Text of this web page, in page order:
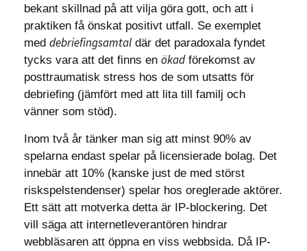
bekant skillnad på att vilja göra gott, och att i
praktiken få önskat positivt utfall. Se exemplet
med debriefingsamtaldär det paradoxala fyndet
tycks vara att det finns en ökadförekomst av
posttraumatisk stress hos de som utsatts för
debriefing (jämfört med att lita till familj och
vänner som stöd).
Inom två år tänker man sig att minst 90% av
spelarna endast spelar på licensierade bolag. Det
innebär att 10% (kanske just de med störst
riskspelstendenser) spelar hos oreglerade aktörer.
Ett sätt att motverka detta är IP-blockering. Det
vill säga att internetleverantören hindrar
webbläsaren att öppna en viss webbsida. Då IP-